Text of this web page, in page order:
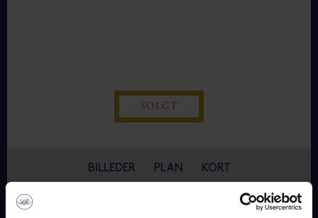
SOLGT
BILLEDER PLAN KORT